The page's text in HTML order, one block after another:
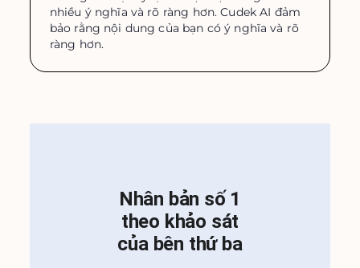
nhiều ý nghĩa và rõ ràng hơn. Cudek AI đảm
bảo rằng nội dung của bạn có ý nghĩa và rõ
ràng hơn.
Nhân bản số 1
theo khảo sát
của bên thứ ba